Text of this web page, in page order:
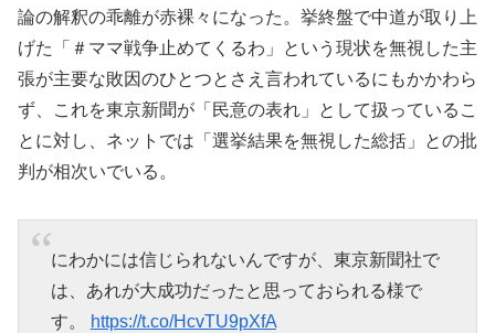
論の解釈の乖離が赤裸々になった。挙終盤で中道が取り上
げた「＃ママ戦争止めてくるわ」という現状を無視した主
張が主要な敗因のひとつとさえ言われているにもかかわら
ず、これを東京新聞が「民意の表れ」として扱っているこ
とに対し、ネットでは「選挙結果を無視した総括」との批
判が相次いでいる。
にわかには信じられないんですが、東京新聞社で
は、あれが大成功だったと思っておられる様で
す。
https://t.co/HcvTU9pXfA